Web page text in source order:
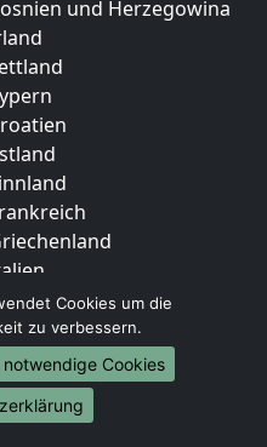
und Herzegowina
Cookies um die
zu verbessern.
notwendige Cookies